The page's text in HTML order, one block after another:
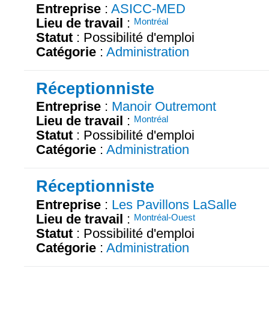
Entreprise : ASICC-MED
Lieu de travail : Montréal
Statut : Possibilité d'emploi
Catégorie : Administration
Réceptionniste
Entreprise : Manoir Outremont
Lieu de travail : Montréal
Statut : Possibilité d'emploi
Catégorie : Administration
Réceptionniste
Entreprise : Les Pavillons LaSalle
Lieu de travail : Montréal-Ouest
Statut : Possibilité d'emploi
Catégorie : Administration